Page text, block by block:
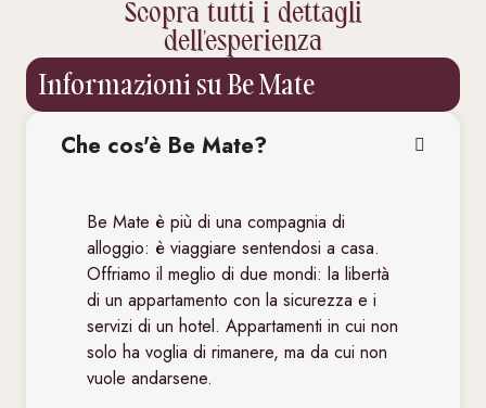
Scopra tutti i dettagli
dell'esperienza
Informazioni su Be Mate
Che cos'è Be Mate?
Be Mate è più di una compagnia di
alloggio: è viaggiare sentendosi a casa.
Offriamo il meglio di due mondi: la libertà
di un appartamento con la sicurezza e i
servizi di un hotel. Appartamenti in cui non
solo ha voglia di rimanere, ma da cui non
vuole andarsene.